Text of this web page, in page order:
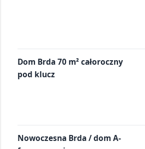
Dom Brda 70 m² całoroczny
pod klucz
Nowoczesna Brda / dom A-